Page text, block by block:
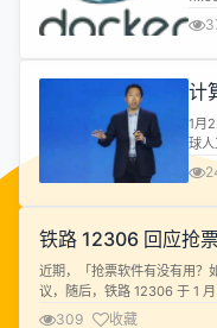
机...
计
应
1月
球
（
坛
相
握
工
升。
铁路 12306 回应抢
近期，「抢票软件有没有用？
议，随后，铁路 12306 于 1
铁路 12306 上抢不到票，却
309 收藏